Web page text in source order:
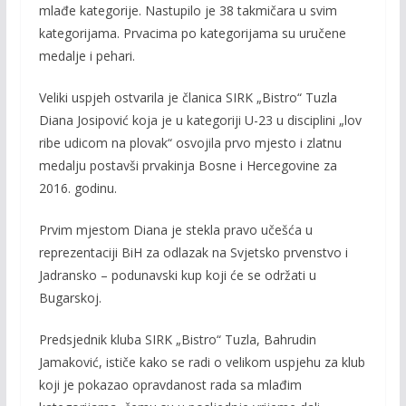
mlađe kategorije. Nastupilo je 38 takmičara u svim
kategorijama. Prvacima po kategorijama su uručene
medalje i pehari.
Veliki uspjeh ostvarila je članica SIRK „Bistro“ Tuzla
Diana Josipović koja je u kategoriji U-23 u disciplini „lov
ribe udicom na plovak“ osvojila prvo mjesto i zlatnu
medalju postavši prvakinja Bosne i Hercegovine za
2016. godinu.
Prvim mjestom Diana je stekla pravo učešća u
reprezentaciji BiH za odlazak na Svjetsko prvenstvo i
Jadransko – podunavski kup koji će se održati u
Bugarskoj.
Predsjednik kluba SIRK „Bistro“ Tuzla, Bahrudin
Jamaković, ističe kako se radi o velikom uspjehu za klub
koji je pokazao opravdanost rada sa mlađim